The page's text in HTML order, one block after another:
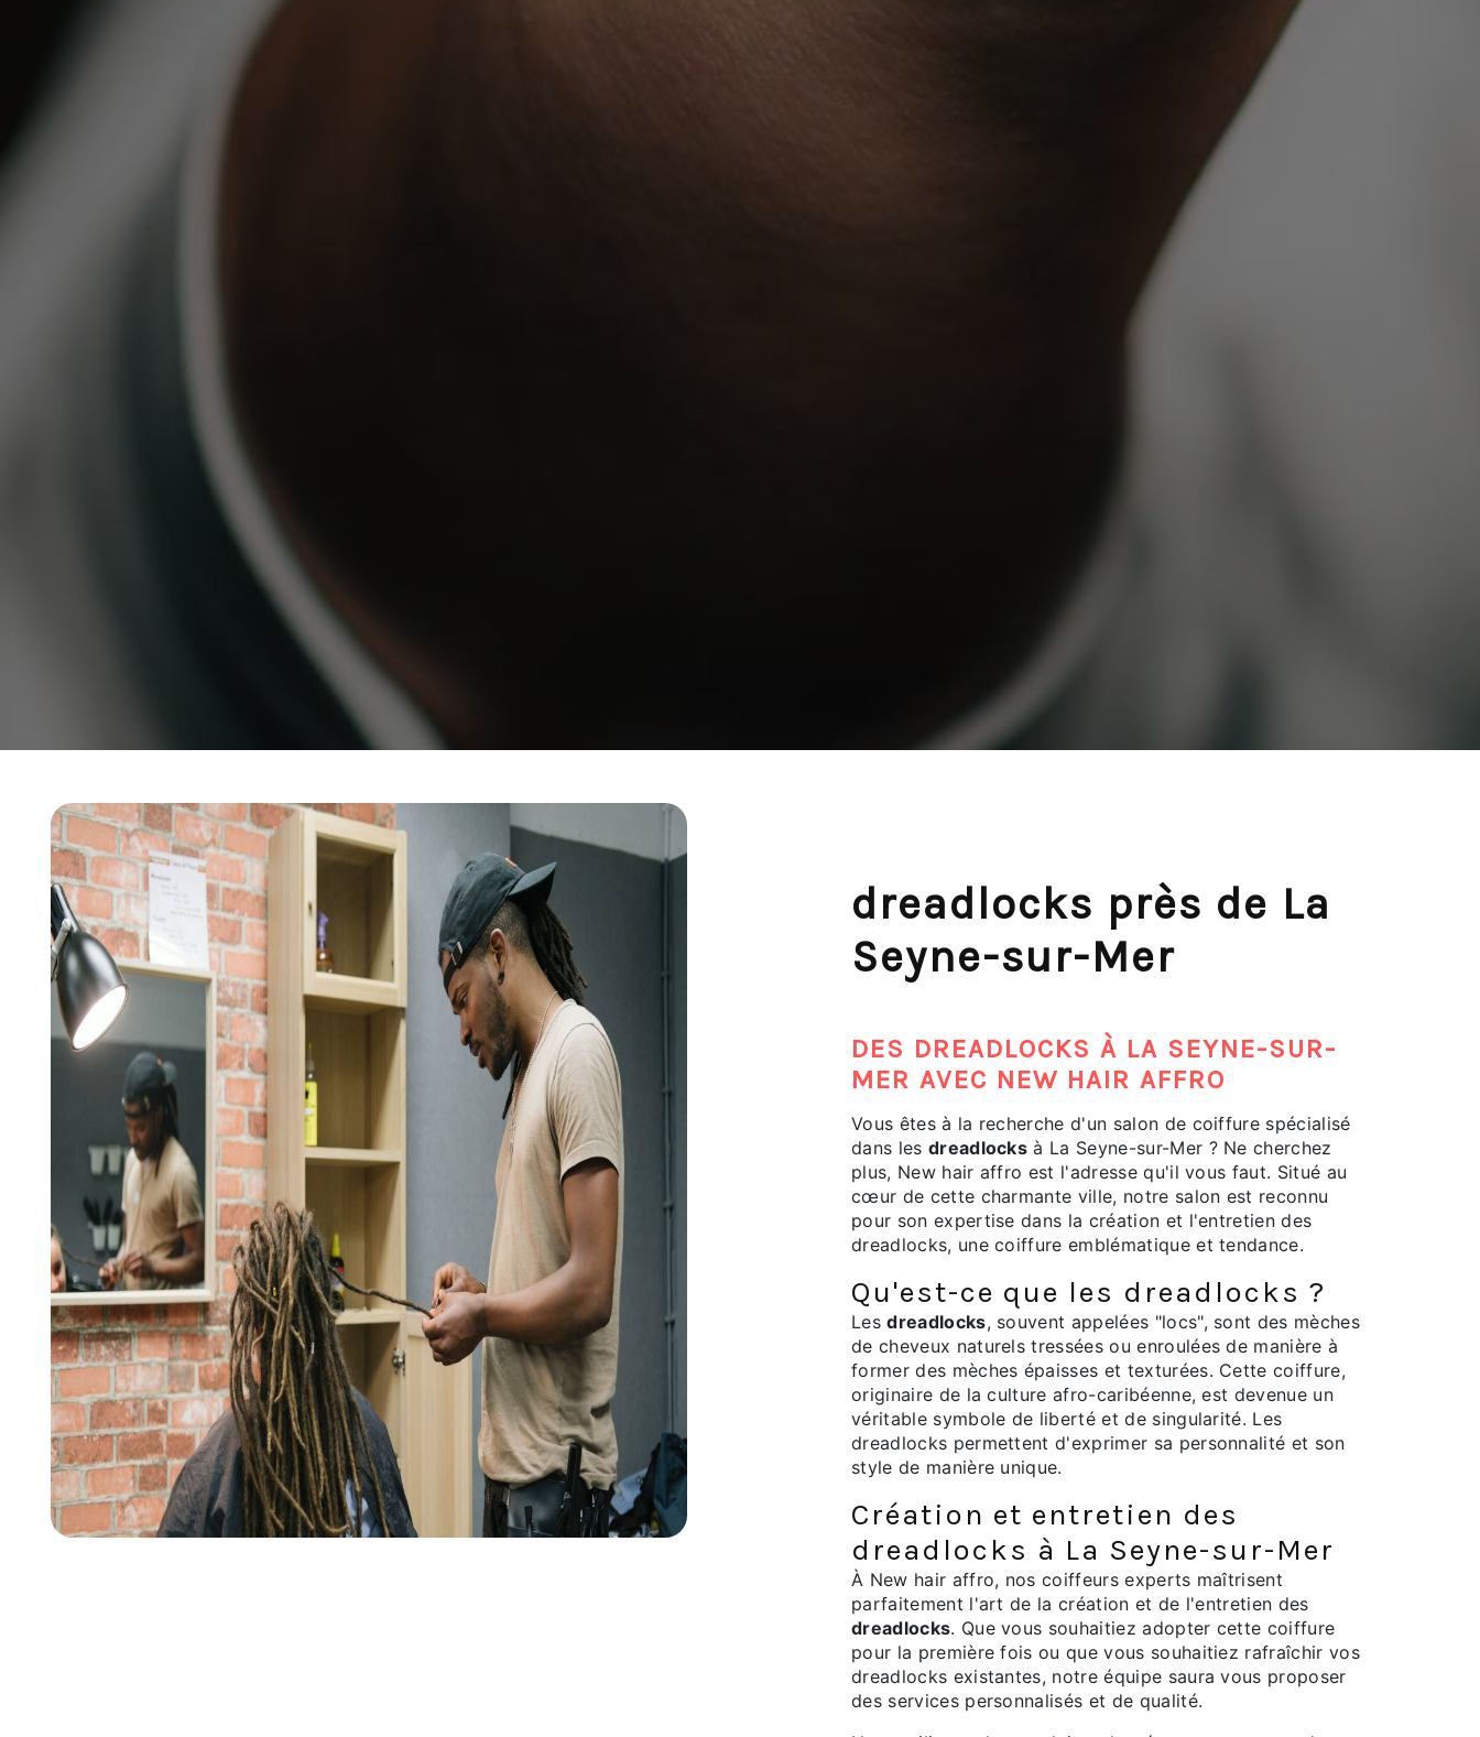
dreadlocks près de La
Seyne-sur-Mer
DES DREADLOCKS À LA SEYNE-SUR-
MER AVEC NEW HAIR AFFRO
Vous êtes à la recherche d'un salon de coiffure spécialisé
dans les dreadlocks à La Seyne-sur-Mer ? Ne cherchez
plus, New hair affro est l'adresse qu'il vous faut. Situé au
cœur de cette charmante ville, notre salon est reconnu
pour son expertise dans la création et l'entretien des
dreadlocks, une coiffure emblématique et tendance.
Qu'est-ce que les dreadlocks ?
Lesdreadlocks, souvent appelées "locs", sont des mèches
de cheveux naturels tressées ou enroulées de manière à
former des mèches épaisses et texturées. Cette coiffure,
originaire de la culture afro-caribéenne, est devenue un
véritable symbole de liberté et de singularité. Les
dreadlocks permettent d'exprimer sa personnalité et son
style de manière unique.
Création et entretien des
dreadlocks à La Seyne-sur-Mer
À New hair affro, nos coiffeurs experts maîtrisent
parfaitement l'art de la création et de l'entretien des
dreadlocks. Que vous souhaitiez adopter cette coiffure
pour la première fois ou que vous souhaitiez rafraîchir vos
dreadlocks existantes, notre équipe saura vous proposer
des services personnalisés et de qualité.